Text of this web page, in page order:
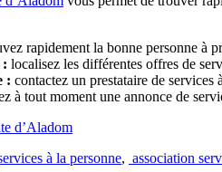
rapidement la bonne personne à
: localisez les différentes offres de
: contactez un prestataire de
à tout moment une annonce de
d’Aladom
à la personne, association